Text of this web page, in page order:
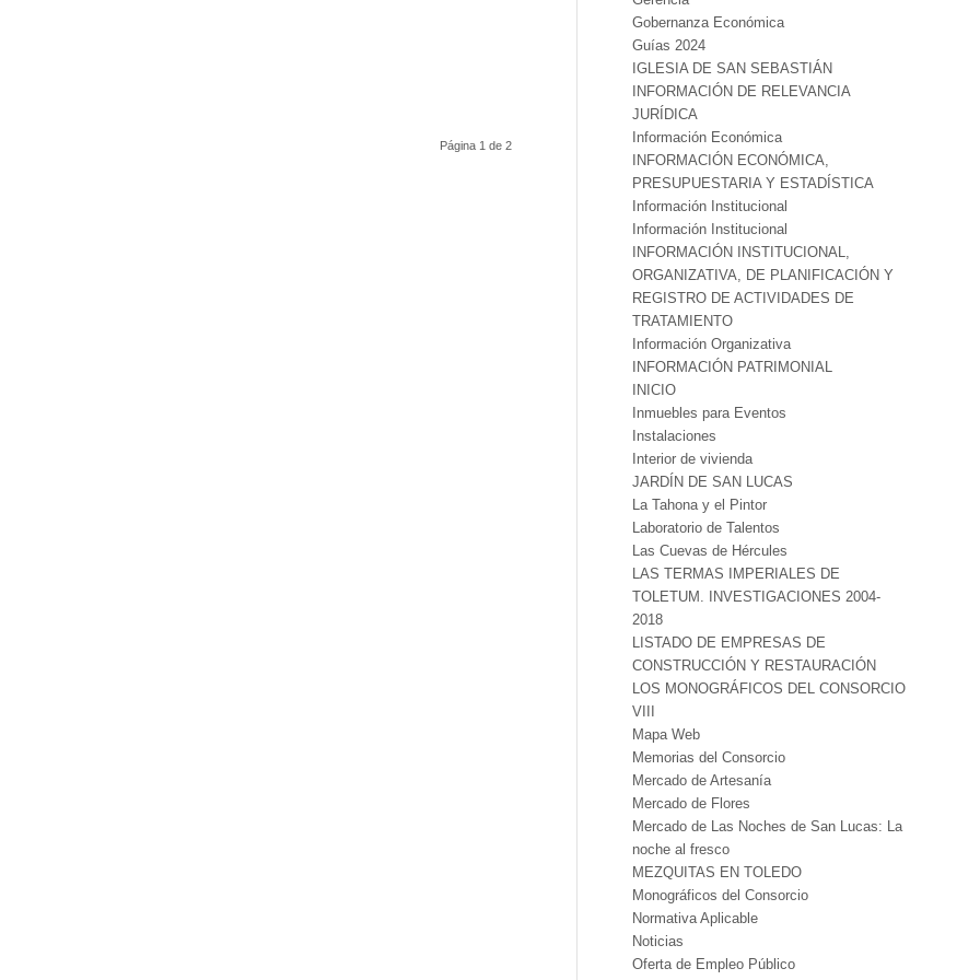
Página 1 de 2
Gobernanza Económica
Guías 2024
IGLESIA DE SAN SEBASTIÁN
INFORMACIÓN DE RELEVANCIA
JURÍDICA
Información Económica
INFORMACIÓN ECONÓMICA,
PRESUPUESTARIA Y ESTADÍSTICA
Información Institucional
Información Institucional
INFORMACIÓN INSTITUCIONAL,
ORGANIZATIVA, DE PLANIFICACIÓN Y
REGISTRO DE ACTIVIDADES DE
TRATAMIENTO
Información Organizativa
INFORMACIÓN PATRIMONIAL
INICIO
Inmuebles para Eventos
Instalaciones
Interior de vivienda
JARDÍN DE SAN LUCAS
La Tahona y el Pintor
Laboratorio de Talentos
Las Cuevas de Hércules
LAS TERMAS IMPERIALES DE
TOLETUM. INVESTIGACIONES 2004-
2018
LISTADO DE EMPRESAS DE
CONSTRUCCIÓN Y RESTAURACIÓN
LOS MONOGRÁFICOS DEL CONSORCIO
VIII
Mapa Web
Memorias del Consorcio
Mercado de Artesanía
Mercado de Flores
Mercado de Las Noches de San Lucas: La
noche al fresco
MEZQUITAS EN TOLEDO
Monográficos del Consorcio
Normativa Aplicable
Noticias
Oferta de Empleo Público